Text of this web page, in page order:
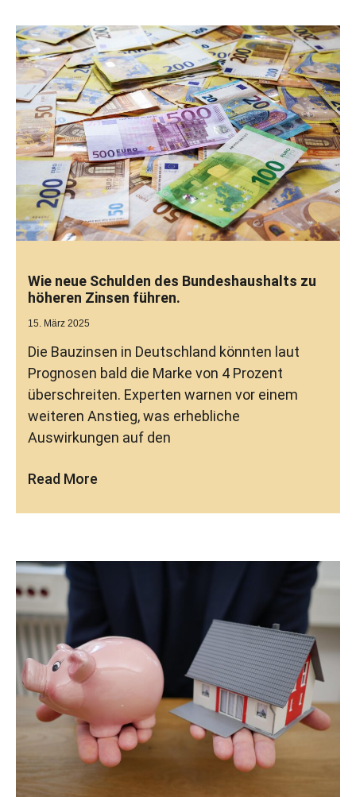
Wie neue Schulden des Bundeshaushalts zu
höheren Zinsen führen.
15. März 2025
Die Bauzinsen in Deutschland könnten laut
Prognosen bald die Marke von 4 Prozent
überschreiten. Experten warnen vor einem
weiteren Anstieg, was erhebliche
Auswirkungen auf den
Read More